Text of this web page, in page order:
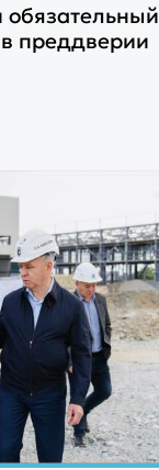
преддверии